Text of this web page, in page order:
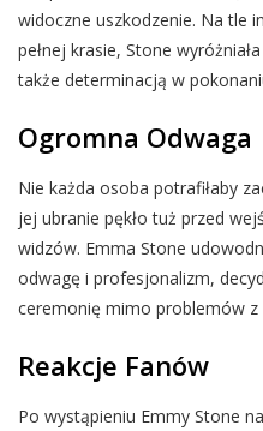
widoczne uszkodzenie. Na tle
pełnej krasie, Stone
także determinacją w
Ogromna Odwaga
Nie każda osoba potrafiłaby
jej ubranie pękło tuż przed
widzów. Emma Stone
odwagę i profesjonalizm,
ceremonię mimo problemów z
Reakcje Fanów
Po wystąpieniu Emmy Stone